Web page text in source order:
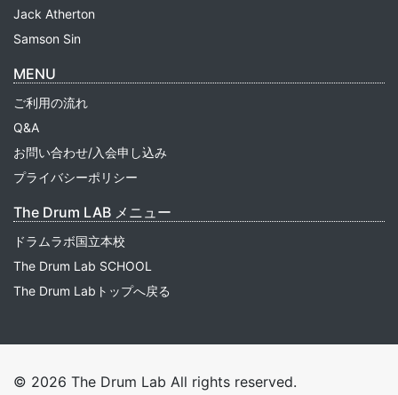
Jack Atherton
Samson Sin
MENU
ご利用の流れ
Q&A
お問い合わせ/入会申し込み
プライバシーポリシー
The Drum LAB メニュー
ドラムラボ国立本校
The Drum Lab SCHOOL
The Drum Labトップへ戻る
© 2026 The Drum Lab All rights reserved.